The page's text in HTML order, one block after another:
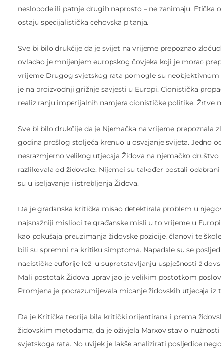
neslobode ili patnje drugih naprosto – ne zanimaju. Etička
ostaju specijalistička cehovska pitanja.
Sve bi bilo drukčije da je svijet na vrijeme prepoznao
ovladao je mnijenjem europskog čovjeka koji je morao
vrijeme Drugog svjetskog rata pomogle su
je na proizvodnji grižnje savjesti u Europi. Cionistička
realiziranju imperijalnih namjera cionističke politike. Žrtve
Sve bi bilo drukčije da je Njemačka na vrijeme prepoznala
godina prošlog stoljeća krenuo u osvajanje svijeta. Jedno
nesrazmjerno velikog utjecaja Židova na njemačko
razlikovala od židovske. Nijemci su također postali
su u iseljavanje i istrebljenja Židova.
Da je građanska kritička misao detektirala problem u
najsnažniji mislioci te građanske misli u to vrijeme u
kao pokušaja preuzimanja židovske pozicije, članovi te
bili su spremni na kritiku simptoma. Napadale su se
nacističke euforije leži u suprotstavljanju uspješnosti
Mali postotak Židova upravljao je velikim postotkom
Promjena je podrazumijevala micanje židovskih utjecaja iz
Da je Kritička teorija bila kritički orijentirana i prema
židovskim metodama, da je oživjela Marxov stav o
svjetskoga rata. No uvijek je lakše analizirati posljedice